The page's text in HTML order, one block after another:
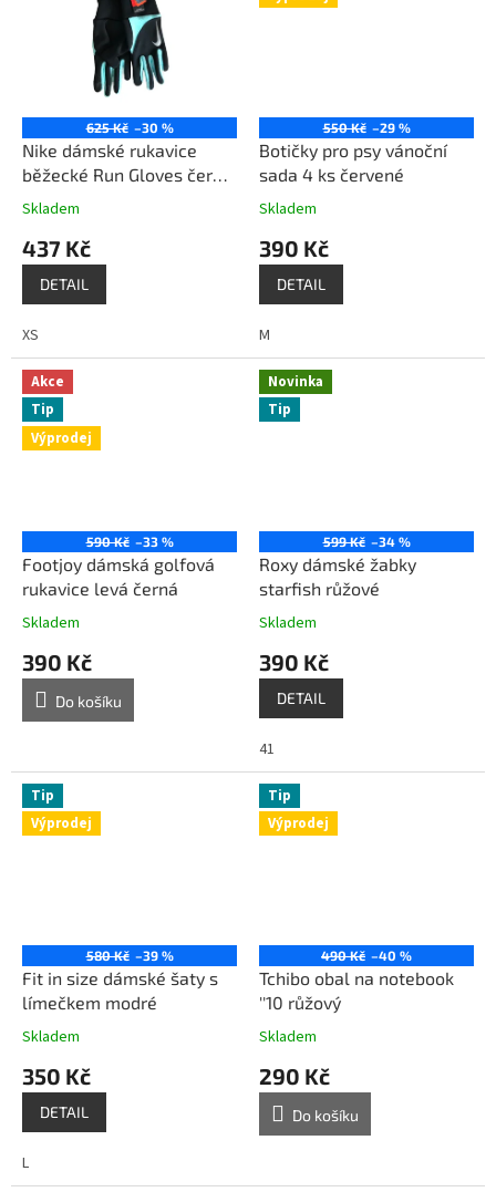
625 Kč –30 %
Nike dámské rukavice
běžecké Run Gloves černá
/ tyrkysová
Skladem
437 Kč
DETAIL
XS
550 Kč –29 %
Botičky pro psy vánoční
sada 4 ks červené
Skladem
390 Kč
DETAIL
M
Akce
Tip
Výprodej
590 Kč –33 %
Footjoy dámská golfová
rukavice levá černá
Skladem
390 Kč
Do košíku
Novinka
Tip
599 Kč –34 %
Roxy dámské žabky
starfish růžové
Skladem
390 Kč
DETAIL
41
Tip
Výprodej
580 Kč –39 %
Fit in size dámské šaty s
límečkem modré
Skladem
350 Kč
DETAIL
L
Tip
Výprodej
490 Kč –40 %
Tchibo obal na notebook
''10 růžový
Skladem
290 Kč
Do košíku